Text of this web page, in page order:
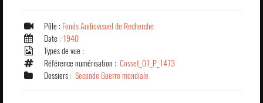
Pôle : Fonds Audiovisuel de Recherche
Date : 1940
Types de vue :
Référence numérisation : Cosset_01_P_1473
Dossiers : Seconde Guerre mondiale